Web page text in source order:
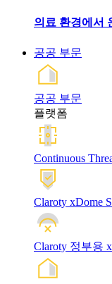
의료 환경에서
공공 부문
공공 부문
플랫폼
Continuous
Claroty xDome
Claroty 정부용